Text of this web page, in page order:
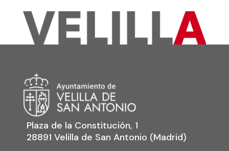
Plaza de la Constitución, 1
28891 Velilla de San Antonio (Madrid)